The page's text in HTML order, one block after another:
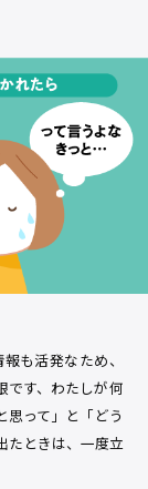
も活発なため、
です、わたしが何
思って」と「どう
たときは、一度立